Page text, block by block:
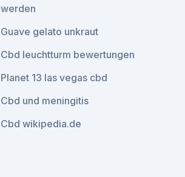
werden
Guave gelato unkraut
Cbd leuchtturm bewertungen
Planet 13 las vegas cbd
Cbd und meningitis
Cbd wikipedia.de